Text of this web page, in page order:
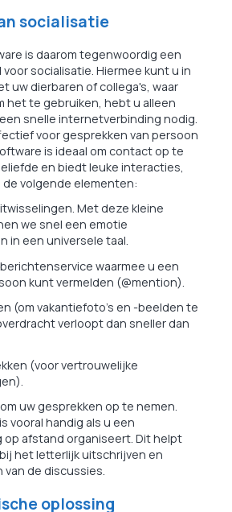
socialisatie
is daarom tegenwoordig een
socialisatie. Hiermee kunt u in
uw dierbaren of collega's, waar
het te gebruiken, hebt u alleen
snelle internetverbinding nodig.
voor gesprekken van persoon
is ideaal om contact op te
en biedt leuke interacties,
volgende elementen:
Met deze kleine
we snel een emotie
in een universele taal.
waarmee u een
kunt vermelden (@mention).
(om vakantiefoto's en -beelden te
verloopt dan sneller dan
(voor vertrouwelijke
uw gesprekken op te nemen.
vooral handig als u een
op afstand organiseert. Dit helpt
het letterlijk uitschrijven en
de discussies.
oplossing